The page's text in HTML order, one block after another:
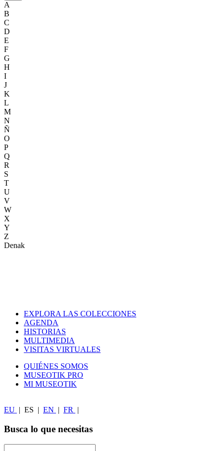
A
B
C
D
E
F
G
H
I
J
K
L
M
N
Ñ
O
P
Q
R
S
T
U
V
W
X
Y
Z
Denak
EXPLORA LAS COLECCIONES
AGENDA
HISTORIAS
MULTIMEDIA
VISITAS VIRTUALES
QUIÉNES SOMOS
MUSEOTIK PRO
MI MUSEOTIK
EU ES EN FR
Busca lo que necesitas